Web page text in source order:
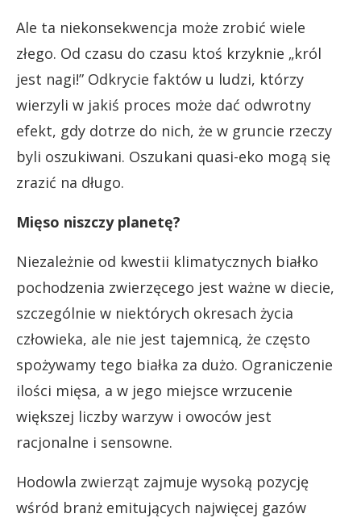
Ale ta niekonsekwencja może zrobić wiele
złego. Od czasu do czasu ktoś krzyknie „król
jest nagi!” Odkrycie faktów u ludzi, którzy
wierzyli w jakiś proces może dać odwrotny
efekt, gdy dotrze do nich, że w gruncie rzeczy
byli oszukiwani. Oszukani quasi-eko mogą się
zrazić na długo.
Mięso niszczy planetę?
Niezależnie od kwestii klimatycznych białko
pochodzenia zwierzęcego jest ważne w diecie,
szczególnie w niektórych okresach życia
człowieka, ale nie jest tajemnicą, że często
spożywamy tego białka za dużo. Ograniczenie
ilości mięsa, a w jego miejsce wrzucenie
większej liczby warzyw i owoców jest
racjonalne i sensowne.
Hodowla zwierząt zajmuje wysoką pozycję
wśród branż emitujących najwięcej gazów